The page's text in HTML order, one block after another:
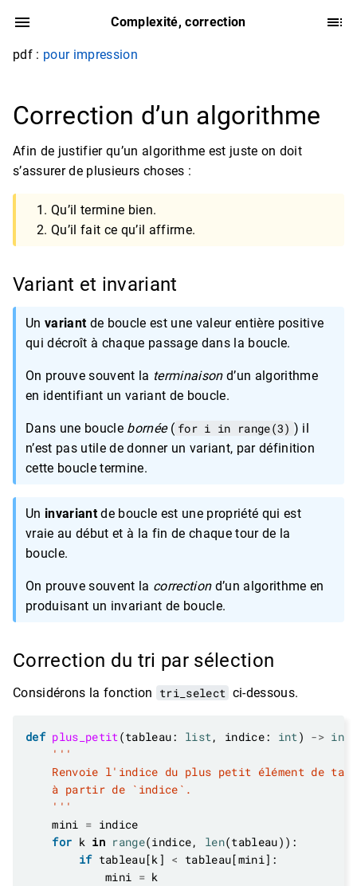
Complexité, correction
pdf : pour impression
Correction d’un algorithme
Afin de justifier qu’un algorithme est juste on doit
s’assurer de plusieurs choses :
Qu’il termine bien.
Qu’il fait ce qu’il affirme.
Variant et invariant
Un variantde boucle est une valeur entière positive
qui décroît à chaque passage dans la boucle.
On prouve souvent la terminaisond’un algorithme
en identifiant un variant de boucle.
Dans une boucle bornée( for i in range(3) ) il
n’est pas utile de donner un variant, par définition
cette boucle termine.
Un invariantde boucle est une propriété qui est
vraie au début et à la fin de chaque tour de la
boucle.
On prouve souvent la correctiond’un algorithme en
produisant un invariant de boucle.
Correction du tri par sélection
Considérons la fonction tri_select ci-dessous.
def plus_petit(tableau: list, indice: int) -> int
    '''
    mini
=
for k in range(indice, len
if tableau[k] <
            mini
=